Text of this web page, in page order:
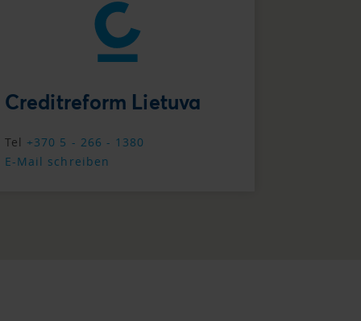
Creditreform Lietuva
Tel +370 5 - 266 - 1380
E-Mail schreiben